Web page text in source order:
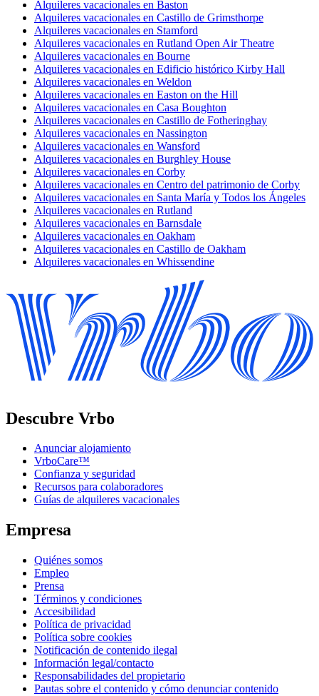
Alquileres vacacionales en Baston
Alquileres vacacionales en Castillo de Grimsthorpe
Alquileres vacacionales en Stamford
Alquileres vacacionales en Rutland Open Air Theatre
Alquileres vacacionales en Bourne
Alquileres vacacionales en Edificio histórico Kirby Hall
Alquileres vacacionales en Weldon
Alquileres vacacionales en Easton on the Hill
Alquileres vacacionales en Casa Boughton
Alquileres vacacionales en Castillo de Fotheringhay
Alquileres vacacionales en Nassington
Alquileres vacacionales en Wansford
Alquileres vacacionales en Burghley House
Alquileres vacacionales en Corby
Alquileres vacacionales en Centro del patrimonio de Corby
Alquileres vacacionales en Santa María y Todos los Ángeles
Alquileres vacacionales en Rutland
Alquileres vacacionales en Barnsdale
Alquileres vacacionales en Oakham
Alquileres vacacionales en Castillo de Oakham
Alquileres vacacionales en Whissendine
Descubre Vrbo
Anunciar alojamiento
VrboCare™
Confianza y seguridad
Recursos para colaboradores
Guías de alquileres vacacionales
Empresa
Quiénes somos
Empleo
Prensa
Términos y condiciones
Accesibilidad
Política de privacidad
Política sobre cookies
Notificación de contenido ilegal
Información legal/contacto
Responsabilidades del propietario
Pautas sobre el contenido y cómo denunciar contenido